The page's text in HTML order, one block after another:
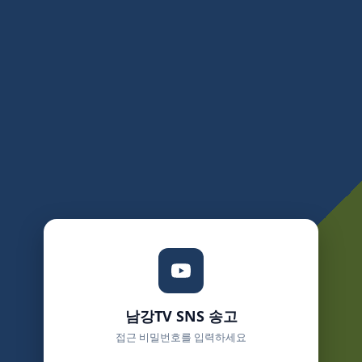
남강TV SNS 송고
접근 비밀번호를 입력하세요